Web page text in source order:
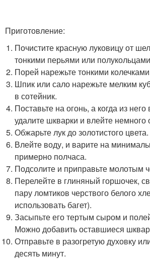
Приготовление:
Почистите красную луковицу от
тонкими перьями или
Порей нарежьте тонкими
Шпик или сало нарежьте мелким
в сотейник.
Поставьте на огонь, а когда из
удалите шкварки и влейте немного
Обжарьте лук до золотистого цвета.
Влейте воду, и варите на
примерно полчаса.
Подсолите и приправьте молотым
Перелейте в глиняный горшочек,
пару ломтиков черствого белого
использовать багет).
Засыпьте его тертым сыром и
Можно добавить оставшиеся
Отправьте в разогретую духовку
десять минут.